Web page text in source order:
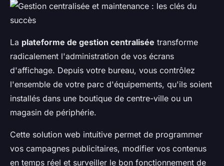
La plateforme de gestion centralisée transforme
radicalement l'administration de vos écrans
d'affichage. Depuis votre bureau, vous contrôlez
l'ensemble de votre parc d'équipements, qu'ils soient
installés dans une boutique de centre-ville ou un
magasin de périphérie.
Cette solution web intuitive permet de programmer
vos campagnes publicitaires, modifier vos contenus
en temps réel et surveiller le bon fonctionnement de